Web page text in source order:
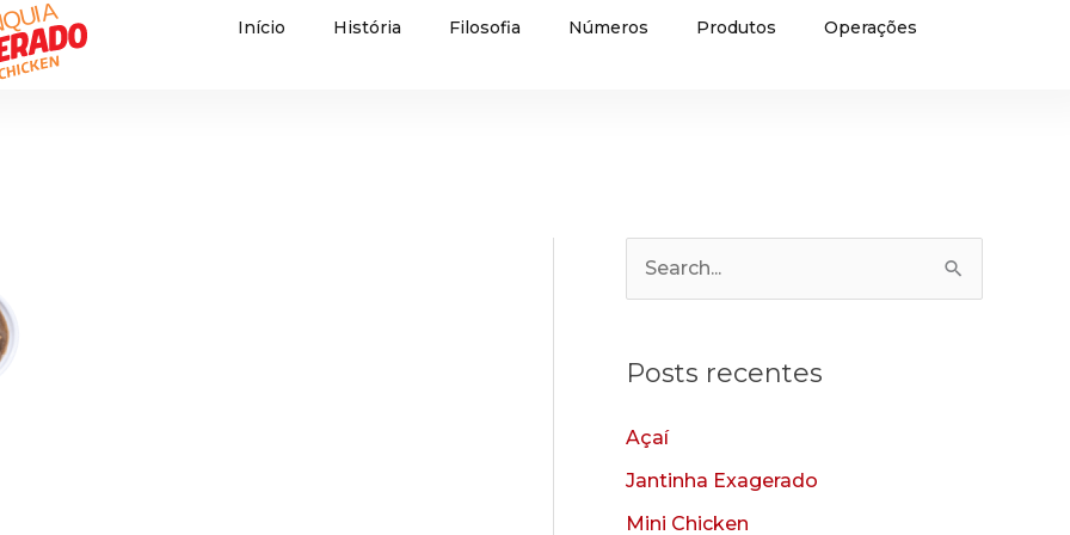
Início História Filosofia Números Produtos Operações
q
u
Posts recentes
Açaí
Jantinha Exagerado
Mini Chicken